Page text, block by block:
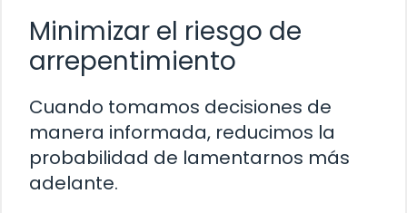
Minimizar el riesgo de
arrepentimiento
Cuando tomamos decisiones de
manera informada, reducimos la
probabilidad de lamentarnos más
adelante.